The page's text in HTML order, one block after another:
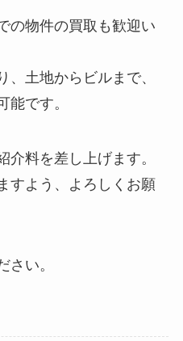
の物件の買取も歓迎い
、土地からビルまで、
能です。
介料を差し上げます。
すよう、よろしくお願
さい。